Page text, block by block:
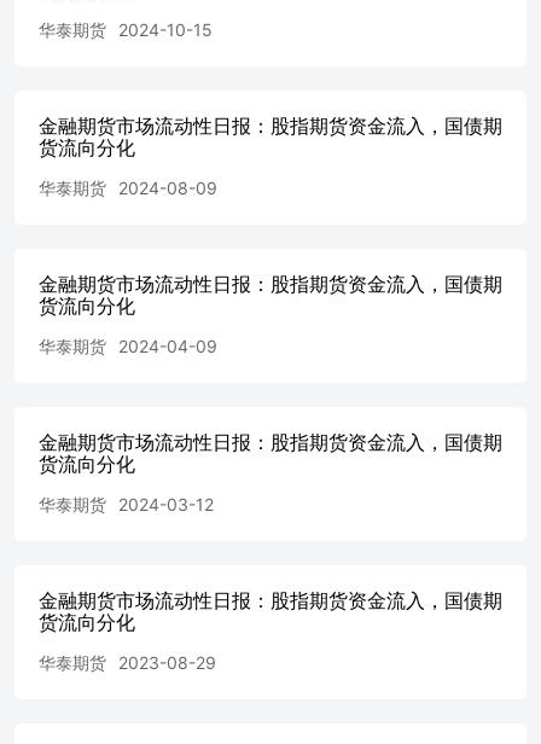
部 广州市天河区临江大道1号之一2101-2106单元丨邮编：
华泰期货 2024-10-15
金融期货市场流动性日报：股指期货资金流入，国债期
货流向分化
华泰期货 2024-08-09
金融期货市场流动性日报：股指期货资金流入，国债期
货流向分化
华泰期货 2024-04-09
金融期货市场流动性日报：股指期货资金流入，国债期
货流向分化
华泰期货 2024-03-12
金融期货市场流动性日报：股指期货资金流入，国债期
货流向分化
华泰期货 2023-08-29